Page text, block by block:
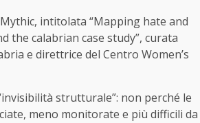
intitolata “Mapping hate and
calabrian case study”, curata
e direttrice del Centro Women’s
strutturale”: non perché le
meno monitorate e più difficili da